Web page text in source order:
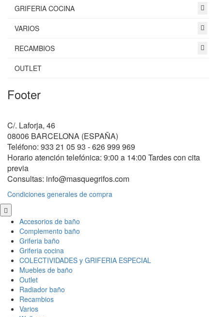
GRIFERIA COCINA
VARIOS
RECAMBIOS
OUTLET
Footer
C/. Laforja, 46
08006 BARCELONA (ESPAÑA)
Teléfono: 933 21 05 93 - 626 999 969
Horario atención telefónica: 9:00 a 14:00 Tardes con cita
previa
Consultas: info@masquegrifos.com
Condiciones generales de compra
Scroll
to
Top
Accesorios de baño
Complemento baño
Griferia baño
Griferia cocina
COLECTIVIDADES y GRIFERIA ESPECIAL
Muebles de baño
Outlet
Radiador baño
Recambios
Varios